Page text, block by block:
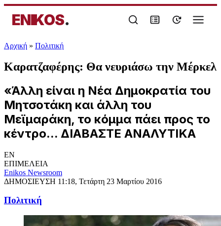
ENIKOS.
Αρχική » Πολιτική
Καρατζαφέρης: Θα νευριάσω την Μέρκελ
«Άλλη είναι η Νέα Δημοκρατία του
Μητσοτάκη και άλλη του
Μεϊμαράκη, το κόμμα πάει προς το
κέντρο... ΔΙΑΒΑΣΤΕ ΑΝΑΛΥΤΙΚΑ
EN
ΕΠΙΜΕΛΕΙΑ
Enikos Newsroom
ΔΗΜΟΣΙΕΥΣΗ 11:18, Τετάρτη 23 Μαρτίου 2016
Πολιτική